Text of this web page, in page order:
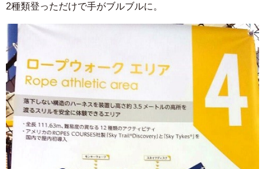
2種類登っただけで手がブルブルに。